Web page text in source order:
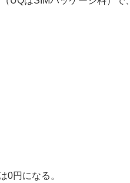
0円になる。